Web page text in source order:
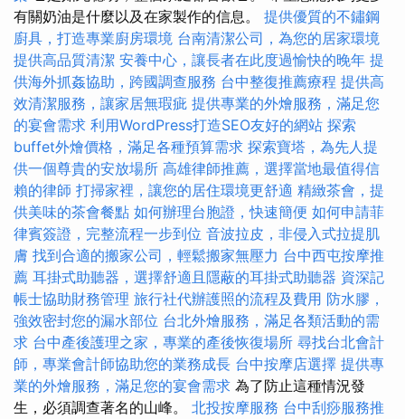
有關奶油是什麼以及在家製作的信息。 提供優質的不鏽鋼
廚具，打造專業廚房環境 台南清潔公司，為您的居家環境
提供高品質清潔 安養中心，讓長者在此度過愉快的晚年 提
供海外抓姦協助，跨國調查服務 台中整復推薦療程 提供高
效清潔服務，讓家居無瑕疵 提供專業的外燴服務，滿足您
的宴會需求 利用WordPress打造SEO友好的網站 探索
buffet外燴價格，滿足各種預算需求 探索寶塔，為先人提
供一個尊貴的安放場所 高雄律師推薦，選擇當地最值得信
賴的律師 打掃家裡，讓您的居住環境更舒適 精緻茶會，提
供美味的茶會餐點 如何辦理台胞證，快速簡便 如何申請菲
律賓簽證，完整流程一步到位 音波拉皮，非侵入式拉提肌
膚 找到合適的搬家公司，輕鬆搬家無壓力 台中西屯按摩推
薦 耳掛式助聽器，選擇舒適且隱蔽的耳掛式助聽器 資深記
帳士協助財務管理 旅行社代辦護照的流程及費用 防水膠，
強效密封您的漏水部位 台北外燴服務，滿足各類活動的需
求 台中產後護理之家，專業的產後恢復場所 尋找台北會計
師，專業會計師協助您的業務成長 台中按摩店選擇 提供專
業的外燴服務，滿足您的宴會需求 為了防止這種情況發
生，必須調查著名的山峰。 北投按摩服務 台中刮痧服務推